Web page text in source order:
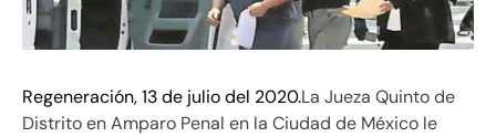
Regeneración, 13 de julio del 2020.La Jueza Quinto de
Distrito en Amparo Penal en la Ciudad de México le